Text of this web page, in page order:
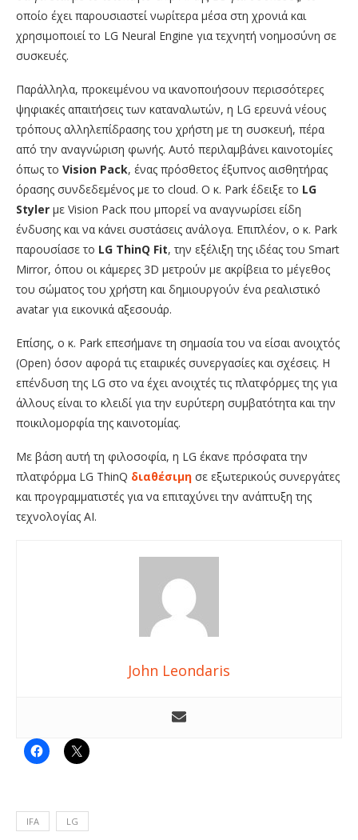
οποίο έχει παρουσιαστεί νωρίτερα μέσα στη χρονιά και
χρησιμοποιεί το LG Neural Engine για τεχνητή νοημοσύνη σε
συσκευές.
Παράλληλα, προκειμένου να ικανοποιήσουν περισσότερες
ψηφιακές απαιτήσεις των καταναλωτών, η LG ερευνά νέους
τρόπους αλληλεπίδρασης του χρήστη με τη συσκευή, πέρα
από την αναγνώριση φωνής. Αυτό περιλαμβάνει καινοτομίες
όπως το Vision Pack, ένας πρόσθετος έξυπνος αισθητήρας
όρασης συνδεδεμένος με το cloud. Ο κ. Park έδειξε το LG
Styler με Vision Pack που μπορεί να αναγνωρίσει είδη
ένδυσης και να κάνει συστάσεις ανάλογα. Επιπλέον, o κ. Park
παρουσίασε το LG ThinQ Fit, την εξέλιξη της ιδέας του Smart
Mirror, όπου οι κάμερες 3D μετρούν με ακρίβεια το μέγεθος
του σώματος του χρήστη και δημιουργούν ένα ρεαλιστικό
avatar για εικονικά αξεσουάρ.
Επίσης, ο κ. Park επεσήμανε τη σημασία του να είσαι ανοιχτός
(Open) όσον αφορά τις εταιρικές συνεργασίες και σχέσεις. Η
επένδυση της LG στο να έχει ανοιχτές τις πλατφόρμες της για
άλλους είναι το κλειδί για την ευρύτερη συμβατότητα και την
ποικιλομορφία της καινοτομίας.
Με βάση αυτή τη φιλοσοφία, η LG έκανε πρόσφατα την
πλατφόρμα LG ThinQ διαθέσιμη σε εξωτερικούς συνεργάτες
και προγραμματιστές για να επιταχύνει την ανάπτυξη της
τεχνολογίας AI.
John Leondaris
IFA LG